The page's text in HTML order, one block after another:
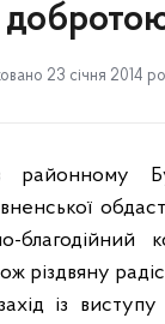
23 січня 2014
районному
благодійний
різдвяну
із